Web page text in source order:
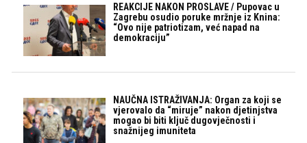
REAKCIJE NAKON PROSLAVE / Pupovac u
Zagrebu osudio poruke mržnje iz Knina:
“Ovo nije patriotizam, već napad na
demokraciju”
NAUČNA ISTRAŽIVANJA: Organ za koji se
vjerovalo da “miruje” nakon djetinjstva
mogao bi biti ključ dugovječnosti i
snažnijeg imuniteta